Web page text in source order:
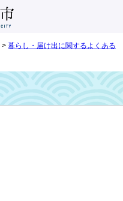
> 暮らし・届け出に関するよくある